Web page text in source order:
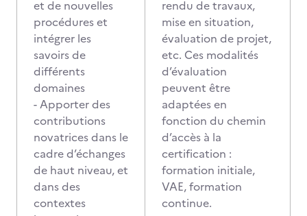
et de nouvelles
procédures et
intégrer les
savoirs de
différents
domaines
- Apporter des
contributions
novatrices dans le
cadre d’échanges
de haut niveau, et
dans des
contextes
rendu de travaux,
mise en situation,
évaluation de projet,
etc. Ces modalités
d’évaluation
peuvent être
adaptées en
fonction du chemin
d’accès à la
certification :
formation initiale,
VAE, formation
continue.